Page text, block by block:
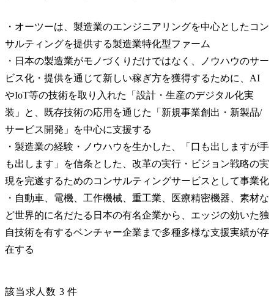
・オーツーは、製造業のエンジニアリングを中心としたコン
サルティングを提供する製造業特化型ファーム
・日本の製造業がモノづくりだけではなく、ノウハウのサー
ビス化・提供を通じて新しい稼ぎ方を獲得するために、AI
やIoT等の技術を取り入れた「設計・生産のデジタル化実
装」と、既存技術の応用を通じた「新規事業創出・新製品/
サービス開発」を中心に支援する
・製造業の経験・ノウハウを生かした、「口も出しますが手
も出します」を信条とした、改革の実行・ビジョン戦略の実
現を完遂するためのコンサルティングサービスとして事業化
・自動車、電機、工作機械、重工業、医療精密機器、素材な
ど世界的に名だたる日本の有名企業から、エッジの効いた独
自技術を有するベンチャー企業まで多種多様な支援実績が存
在する
該当求人数 3 件